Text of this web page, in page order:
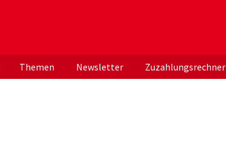
ApothekerInnen
Themen Newsletter Zuzahlungsrechner